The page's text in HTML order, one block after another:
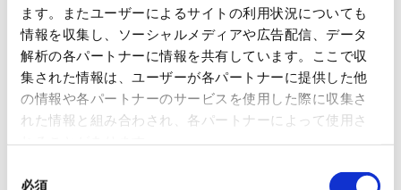
ます。またユーザーによるサイトの利用状況についても
情報を収集し、ソーシャルメディアや広告配信、データ
解析の各パートナーに情報を共有しています。ここで収
集された情報は、ユーザーが各パートナーに提供した他
の情報や各パートナーのサービスを使用した際に収集さ
れた情報と組み合わされ、各パートナーによって使用さ
必須